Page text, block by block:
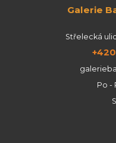
Galerie
Střelecká
Po -
So: